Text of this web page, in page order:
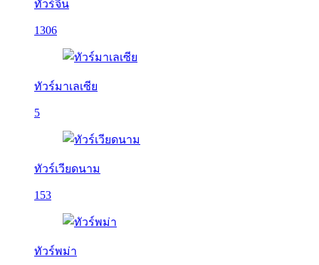
ทัวร์จีน
1306
ทัวร์มาเลเซีย
5
ทัวร์เวียดนาม
153
ทัวร์พม่า